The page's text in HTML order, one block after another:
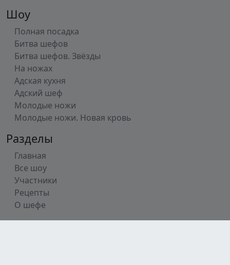
Шоу
Полная посадка
Битва шефов
Битва шефов. Звёзды
На ножах
Адская кухня
Адский шеф
Молодые ножи
Молодые ножи. Новая кровь
Разделы
Главная
Все шоу
Участники
Рецепты
О шефе